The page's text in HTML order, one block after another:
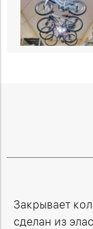
Закрывает
сделан из